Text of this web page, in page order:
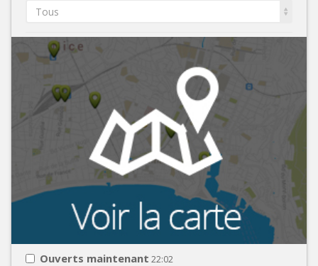
Tous
Ouverts maintenant 22:02